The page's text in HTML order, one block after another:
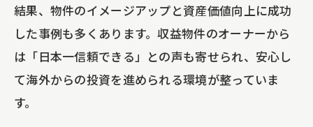
結果、物件のイメージアップと資産価値向上に成功
した事例も多くあります。収益物件のオーナーから
は「日本一信頼できる」との声も寄せられ、安心し
て海外からの投資を進められる環境が整っていま
す。